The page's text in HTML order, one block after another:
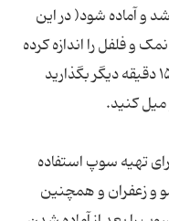
و آماده شود( در این
و فلفل را اندازه کرده
و زعفران و آبلیمو به مواد اضافه كنید و ۱۵ دقیقه دیگر بگذارید
تهیه سوپ استفاده
و زعفران و همچنین